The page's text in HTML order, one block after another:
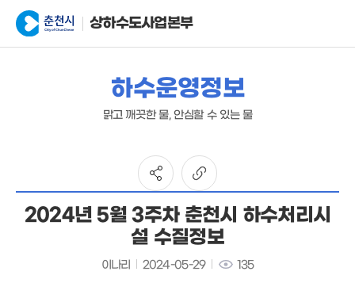
상하수도사업본부
하수운영정보
맑고 깨끗한 물, 안심할 수 있는 물
2024년 5월 3주차 춘천시 하수처리시
설 수질정보
이나리 2024-05-29 135